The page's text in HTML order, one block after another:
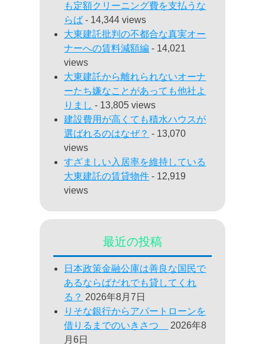
も定額クリーニング費を支払うな
らば - 14,344 views
大東建託批判の不都合な真実オー
ナーへの賃料減額編 - 14,021
views
大東建託から離れられないオーナ
ーたち嫌なことがあっても他社よ
りまし - 13,805 views
建設費用が高くても積水ハウスが
選ばれるのはなぜ？ - 13,070
views
すざましい入居率を維持している
大東建託の賃貸物件 - 12,919
views
最近の投稿
日本政策金融公庫は善良な国民で
あるならばだれでも貸してくれ
る？ 2026年8月7日
りそな銀行からアパートローンを
借りるまでのいきさつ
2026年8
月6日